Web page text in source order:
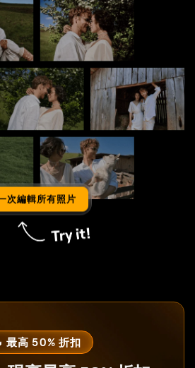
次編輯所有照片
最高 50% 折扣